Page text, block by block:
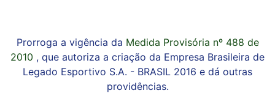
Prorroga a vigência da Medida Provisória nº 488 de
2010 , que autoriza a criação da Empresa Brasileira de
Legado Esportivo S.A. - BRASIL 2016 e dá outras
providências.